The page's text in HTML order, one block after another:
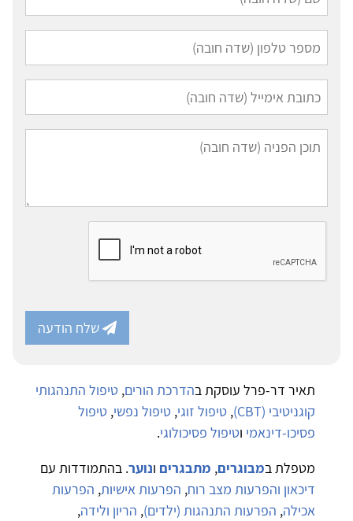
שלח הודעה
תאיר דר-פרל עוסקת בהדרכת הורים, טיפול התנהגותי
קוגניטיבי (CBT)
, טיפול זוגי, טיפול נפשי, טיפול
פסיכו-דינאמי וטיפול פסיכולוגי.
מטפלת במבוגרים, מתבגרים ונוער. בהתמודדות עם
דיכאון והפרעות מצב רוח, הפרעות אישיות, הפרעות
אכילה, הפרעות התנהגות (ילדים), הריון ולידה,